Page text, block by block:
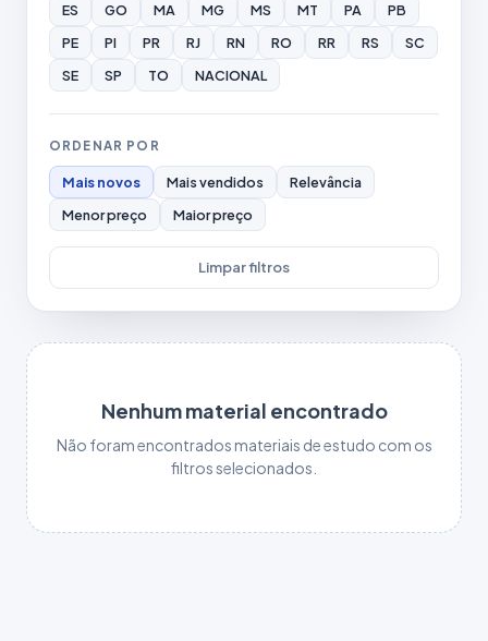
ES
GO MA MG MS MT PA
PB
PE
PI PR RJ RN RO RR RS
SC
SE
SP TO NACIONAL
ORDENAR POR
Mais novos Mais vendidos
Relevância
Menor preço
Maior preço
Limpar filtros
Nenhum material encontrado
Não foram encontrados materiais de estudo com os
filtros selecionados.